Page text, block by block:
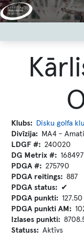
Pārlekt
uz
menu
Klubs
Disku golfa
Divīzija
MA4 -
LDGF #
240020
DG Metrix #
168497
PDGA #
275790
PDGA reitings
887
PDGA status
✔
PDGA punkti
127.50
PDGA punkti AM
Izlases punkti
Statuss
Aktīvs